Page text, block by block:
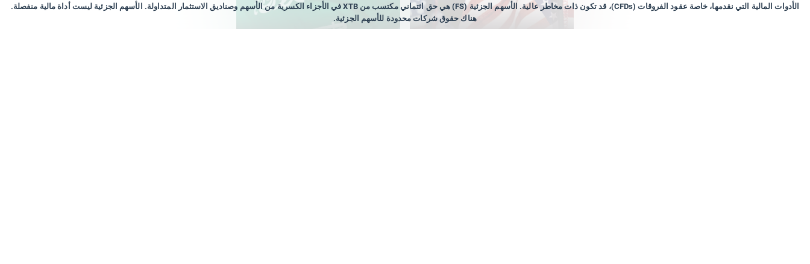
الأدوات المالية التي نقدمها، خاصة عقود الفروقات (CFDs)، قد تكون ذات مخاطر عالية. الأسهم الجزئية (FS) هي حق ائتماني مكتسب من XTB ​​في الأجزاء الكسرية من الأسهم وصناديق الاستثمار المتداولة. الأسهم الجزئية ليست أداة مالية منفصلة.
هناك حقوق شركات محدودة للأسهم الجزئية.